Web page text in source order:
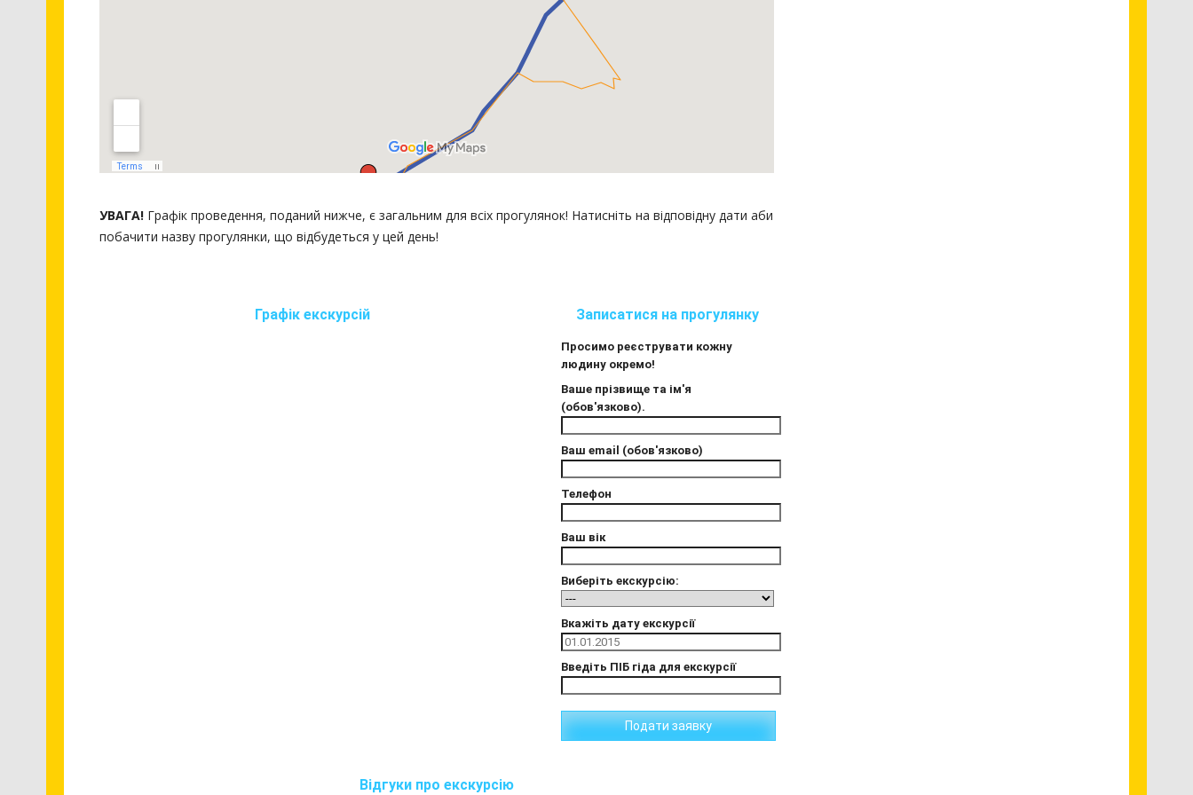
УВАГА! Графік проведення, поданий нижче, є загальним для всіх прогулянок! Натисніть на відповідну дати аби
побачити назву прогулянки, що відбудеться у цей день!
Графік екскурсій Записатися на прогулянку
Просимо реєструвати кожну
людину окремо!
Ваше прізвище та ім'я
(обов'язково).
Ваш email (обов'язково)
Телефон
Ваш вік
Виберіть екскурсію:
Вкажіть дату екскурсії
Введіть ПІБ гіда для екскурсії
Відгуки про екскурсію